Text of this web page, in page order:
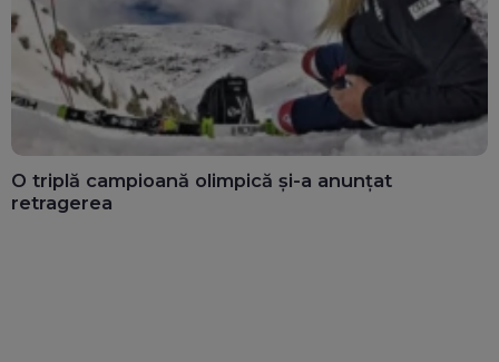
O triplă campioană olimpică și-a anunțat
retragerea